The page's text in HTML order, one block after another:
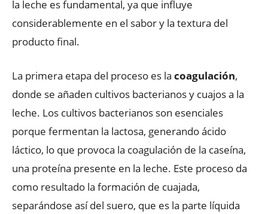
la leche es fundamental, ya que influye
considerablemente en el sabor y la textura del
producto final.
La primera etapa del proceso es la coagulación,
donde se añaden cultivos bacterianos y cuajos a la
leche. Los cultivos bacterianos son esenciales
porque fermentan la lactosa, generando ácido
láctico, lo que provoca la coagulación de la caseína,
una proteína presente en la leche. Este proceso da
como resultado la formación de cuajada,
separándose así del suero, que es la parte líquida